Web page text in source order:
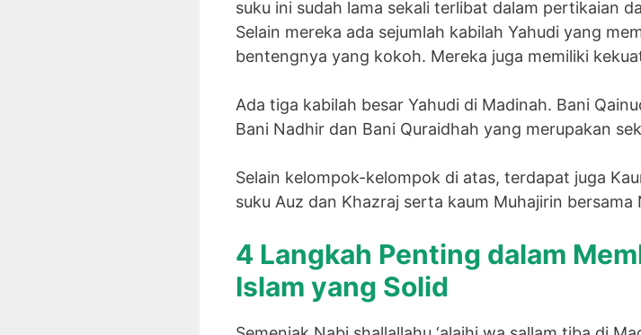
suku ini sudah lama sekali terlibat dalam pertikaian
Selain mereka ada sejumlah kabilah Yahudi yang
bentengnya yang kokoh. Mereka juga memiliki
Ada tiga kabilah besar Yahudi di Madinah. Bani
Bani Nadhir dan Bani Quraidhah yang merupakan
Selain kelompok-kelompok di atas, terdapat juga
suku Auz dan Khazraj serta kaum Muhajirin bersama
4 Langkah Penting dalam
Islam yang Solid